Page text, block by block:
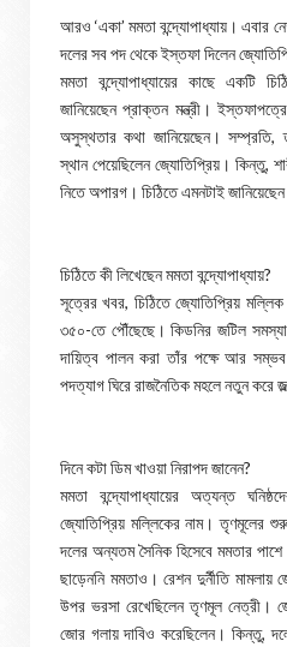
আরও ‘একা’ মমতা বন্দ্যোপাধ্যায়। এবার
দলের সব পদ থেকে ইস্তফা দিলেন
মমতা বন্দ্যোপাধ্যায়ের কাছে একটি
জানিয়েছেন প্রাক্তন মন্ত্রী।
অসুস্থতার কথা জানিয়েছেন। সম্প্রতি,
স্থান পেয়েছিলেন জ্যোতিপ্রিয়। কিন্তু,
নিতে অপারগ। চিঠিতে এমনটাই
চিঠিতে কী লিখেছেন মমতা বন্দ্যোপাধ্যায়?
সূত্রের খবর, চিঠিতে জ্যোতিপ্রিয় মল্লিক
৩৫০-তে পৌঁছেছে। কিডনির জটিল
দায়িত্ব পালন করা তাঁর পক্ষে আর
পদত্যাগ ঘিরে রাজনৈতিক মহলে নতুন করে
দিনে কটা ডিম খাওয়া নিরাপদ জানেন?
মমতা বন্দ্যোপাধ্যায়ের অত্যন্ত
জ্যোতিপ্রিয় মল্লিকের নাম। তৃণমূলের
দলের অন্যতম সৈনিক হিসেবে মমতার পাশে
ছাড়েননি মমতাও। রেশন দুর্নীতি
উপর ভরসা রেখেছিলেন তৃণমূল নেত্রী।
জোর গলায় দাবিও করেছিলেন। কিন্তু,